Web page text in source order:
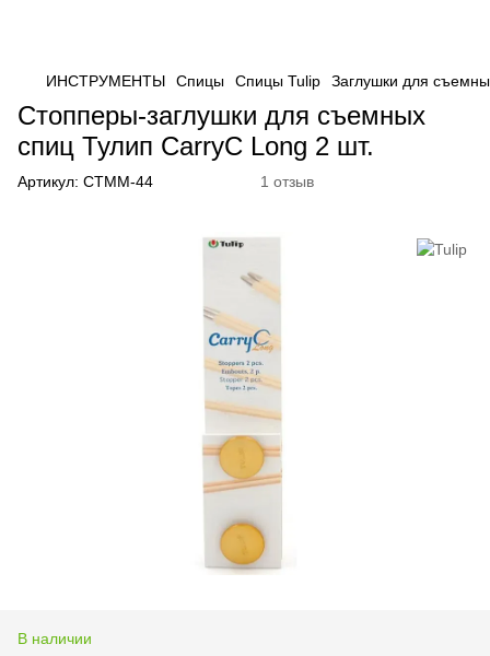
ИНСТРУМЕНТЫ Спицы Спицы Tulip Заглушки для
Стопперы-заглушки для съемных
спиц Тулип CarryC Long 2 шт.
Артикул: CTMM-44 1 отзыв
В наличии